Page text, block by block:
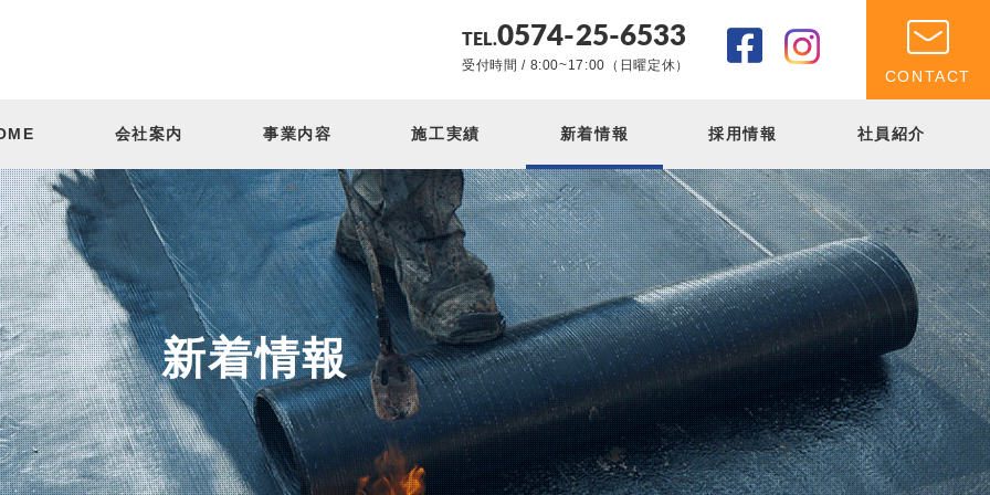
TEL.0574-25-6533
受付時間 / 8:00~17:00（日曜定休）
CONTACT
会社案内 事業内容 施工実績 新着情報 採用情報 社員紹介
新着情報